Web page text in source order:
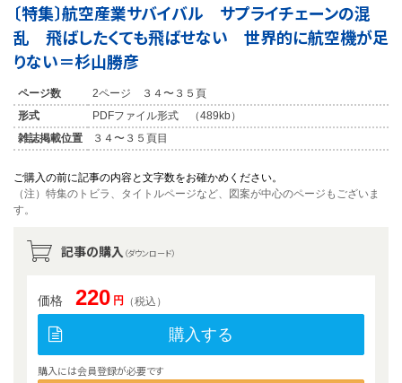
〔特集〕航空産業サバイバル サプライチェーンの混
乱 飛ばしたくても飛ばせない 世界的に航空機が足
りない＝杉山勝彦
ページ数
2ページ ３４〜３５頁
形式
PDFファイル形式 （489kb）
雑誌掲載位置
３４〜３５頁目
ご購入の前に記事の内容と文字数をお確かめください。
（注）特集のトビラ、タイトルページなど、図案が中心のページもございま
す。
記事の購入 （ダウンロード）
価格 220 円 （税込）
購入する
購入には会員登録が必要です